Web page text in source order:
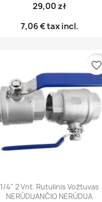
29,00 zł
7,06 €tax incl.
Greita peržiūra
1/4" 2 Vnt. Rutulinis Vožtuvas
NERŪDIJANČIO NERŪDIJA
favorite_border